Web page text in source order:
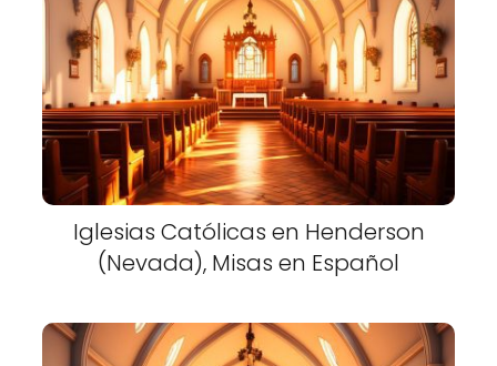
Iglesias Católicas en Henderson
(Nevada), Misas en Español